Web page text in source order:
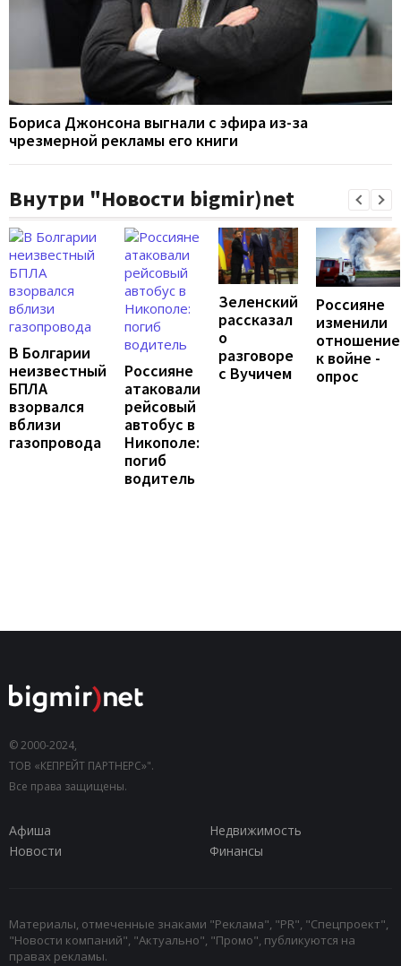
Бориса Джонсона выгнали с эфира из-за
чрезмерной рекламы его книги
Внутри "Новости bigmir)net
В Болгарии
неизвестный
БПЛА
взорвался
вблизи
газопровода
Россияне
атаковали
рейсовый
автобус в
Никополе:
погиб
водитель
Зеленский
рассказал
о
разговоре
с Вучичем
Россияне
изменили
отношение
к войне -
опрос
© 2000-2024,
ТОВ «КЕПРЕЙТ ПАРТНЕРС»".
Все права защищены.
Афиша
Недвижимость
Новости
Финансы
Материалы, отмеченные знаками "Реклама", "PR", "Спецпроект",
"Новости компаний", "Актуально", "Промо", публикуются на
правах рекламы.